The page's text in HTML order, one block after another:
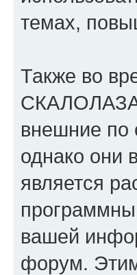
темах,
Также во
внешние по
однако они
является
вашей
форум.